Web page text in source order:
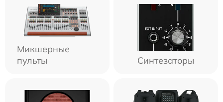
Микшерные
пульты
Синтезаторы